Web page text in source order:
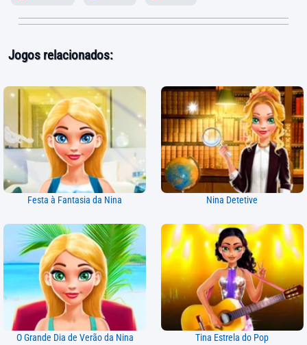
Jogos relacionados:
Festa à Fantasia da Nina Nina Detetive
O Grande Dia de Verão da Nina Tina Estrela do Pop